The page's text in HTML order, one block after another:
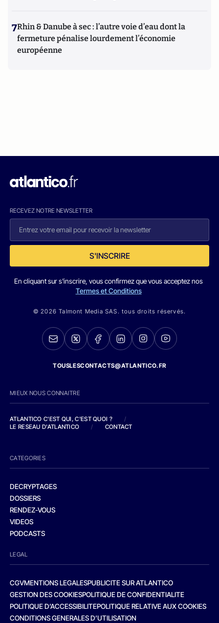
7Rhin & Danube à sec : l’autre voie d’eau dont la
fermeture pénalise lourdement l’économie
européenne
RECEVEZ NOTRE NEWSLETTER
S'INSCRIRE
En cliquant sur s'inscrire, vous confirmez que vous acceptez nos
Termes et Conditions
© 2026 Talmont Media SAS. tous droits réservés.
TOUSLESCONTACTS@ATLANTICO.FR
MIEUX NOUS CONNAITRE
ATLANTICO C'EST QUI, C'EST QUOI ?
/
LE RESEAU D'ATLANTICO
/ CONTACT
CATEGORIES
DECRYPTAGES
DOSSIERS
RENDEZ-VOUS
VIDEOS
PODCASTS
LEGAL
CGVMENTIONS LEGALESPUBLICITE SUR ATLANTICO
GESTION DES COOKIESPOLITIQUE DE CONFIDENTIALITE
POLITIQUE D’ACCESSIBILITEPOLITIQUE RELATIVE AUX COOKIES
CONDITIONS GENERALES D’UTILISATION